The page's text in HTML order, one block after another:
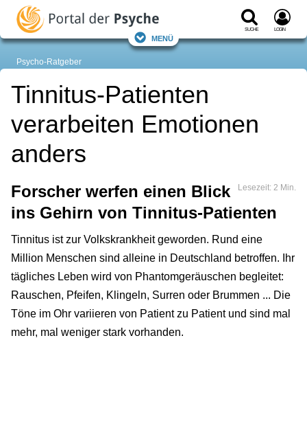
Suche Login
Menü
Psycho-Ratgeber
Tinnitus-Patienten
verarbeiten Emotionen
anders
Lesezeit: 2 Min.
Forscher werfen einen Blick
ins Gehirn von Tinnitus-Patienten
Tinnitus ist zur Volkskrankheit geworden. Rund eine
Million Menschen sind alleine in Deutschland betroffen. Ihr
tägliches Leben wird von Phantomgeräuschen begleitet:
Rauschen, Pfeifen, Klingeln, Surren oder Brummen ... Die
Töne im Ohr variieren von Patient zu Patient und sind mal
mehr, mal weniger stark vorhanden.